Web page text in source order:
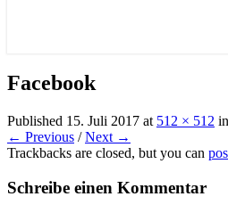
Facebook
Published 15. Juli 2017 at 512 × 512 in
← Previous /Next →
Trackbacks are closed, but you can
Schreibe einen Kommentar